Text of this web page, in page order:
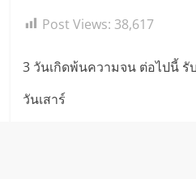
Post Views: 38,617
3 วันเกิดพ้นความจน ต่อไปนี้
วันเสาร์